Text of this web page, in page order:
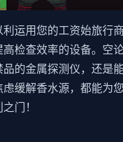
利运用您的工资始旅行
检查效率的设备。空
品的金属探测仪，还是
虑缓解香水源，都能为
门！